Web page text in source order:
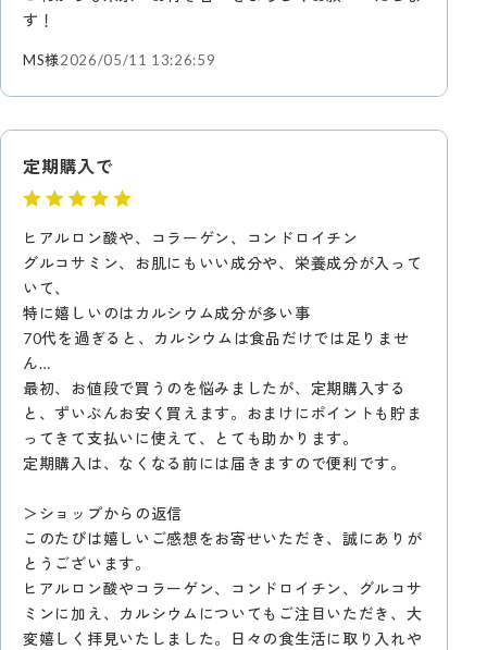
す！
MS様2026/05/11 13:26:59
定期購入で
ヒアルロン酸や、コラーゲン、コンドロイチン
グルコサミン、お肌にもいい成分や、栄養成分が入って
いて、
特に嬉しいのはカルシウム成分が多い事
70代を過ぎると、カルシウムは食品だけでは足りませ
ん…
最初、お値段で買うのを悩みましたが、定期購入する
と、ずいぶんお安く買えます。おまけにポイントも貯ま
ってきて支払いに使えて、とても助かります。
定期購入は、なくなる前には届きますので便利です。
＞ショップからの返信
このたびは嬉しいご感想をお寄せいただき、誠にありが
とうございます。
ヒアルロン酸やコラーゲン、コンドロイチン、グルコサ
ミンに加え、カルシウムについてもご注目いただき、大
変嬉しく拝見いたしました。日々の食生活に取り入れや